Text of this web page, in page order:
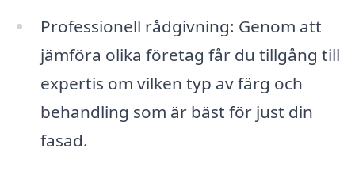
Professionell rådgivning: Genom att
jämföra olika företag får du tillgång till
expertis om vilken typ av färg och
behandling som är bäst för just din
fasad.